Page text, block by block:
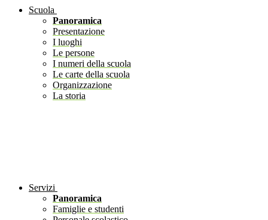
Scuola
Panoramica
Presentazione
I luoghi
Le persone
I numeri della scuola
Le carte della scuola
Organizzazione
La storia
Servizi
Panoramica
Famiglie e studenti